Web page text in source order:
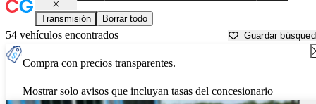
Transmisión Borrar todo
54 vehículos encontrados Guardar
Compra con precios transparentes.
Mostrar solo avisos que incluyan tasas del concesionario